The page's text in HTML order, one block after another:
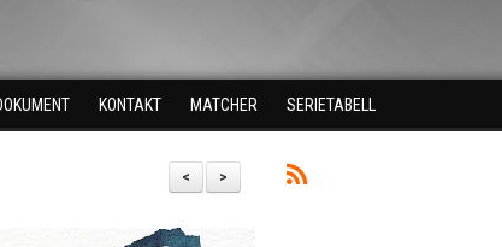
KONTAKT MATCHER SERIETABELL
>
<